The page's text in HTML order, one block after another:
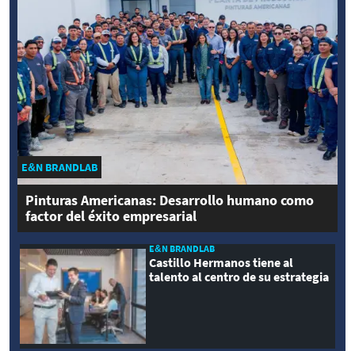
E&N BRANDLAB
Pinturas Americanas: Desarrollo humano como
factor del éxito empresarial
E&N BRANDLAB
Castillo Hermanos tiene al
talento al centro de su estrategia